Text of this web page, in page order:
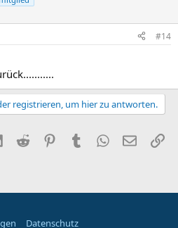
#14
registrieren, um hier zu antworten.
LinkedIn
Reddit PinterestTumblr WhatsApp
E-Mail
Datenschutz